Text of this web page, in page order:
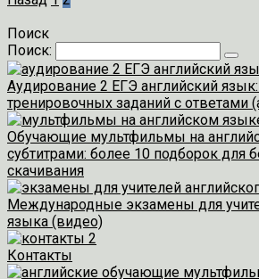
Поиск
Поиск:
Аудирование 2 ЕГЭ английский
тренировочных заданий с ответами
Обучающие мультфильмы на
субтитрами: более 10 подборок для
скачивания
Международные экзамены для
языка (видео)
Контакты